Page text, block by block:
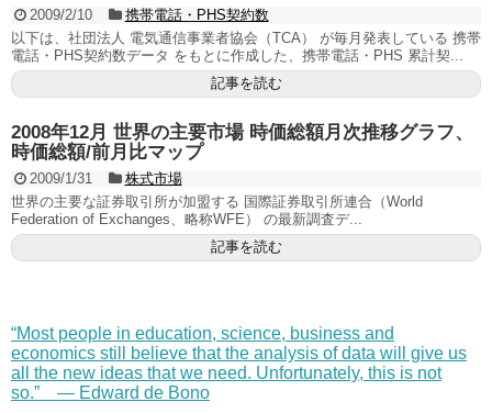
2009/2/10
携帯電話・PHS契約数
以下は、社団法人 電気通信事業者協会（TCA） が毎月発表している 携帯
電話・PHS契約数データ をもとに作成した、携帯電話・PHS 累計契...
記事を読む
2008年12月 世界の主要市場 時価総額月次推移グラフ、
時価総額/前月比マップ
2009/1/31
株式市場
世界の主要な証券取引所が加盟する 国際証券取引所連合（World
Federation of Exchanges、略称WFE） の最新調査デ...
記事を読む
“Most people in education, science, business and
economics still believe that the analysis of data will give us
all the new ideas that we need. Unfortunately, this is not
so.” — Edward de Bono